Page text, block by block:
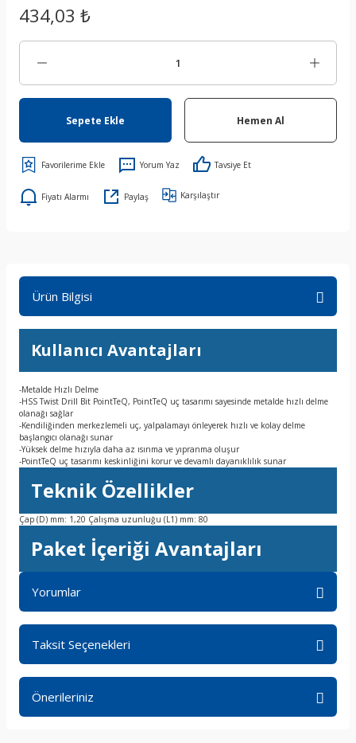
434,03 ₺
Sepete Ekle Hemen Al
Yorum Yaz Tavsiye Et
Fiyatı Alarmı Paylaş Karşılaştır
Ürün Bilgisi
Kullanıcı Avantajları
-Metalde Hızlı Delme
-HSS Twist Drill Bit PointTeQ, PointTeQ uç tasarımı sayesinde metalde hızlı delme
olanağı sağlar
-Kendiliğinden merkezlemeli uç, yalpalamayı önleyerek hızlı ve kolay delme
başlangıcı olanağı sunar
-Yüksek delme hızıyla daha az ısınma ve yıpranma oluşur
-PointTeQ uç tasarımı keskinliğini korur ve devamlı dayanıklılık sunar
Teknik Özellikler
Çap (D) mm: 1,20 Çalışma uzunluğu (L1) mm: 80
Paket İçeriği Avantajları
Yorumlar
Taksit Seçenekleri
Önerileriniz